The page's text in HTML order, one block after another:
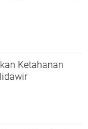
Ketahanan